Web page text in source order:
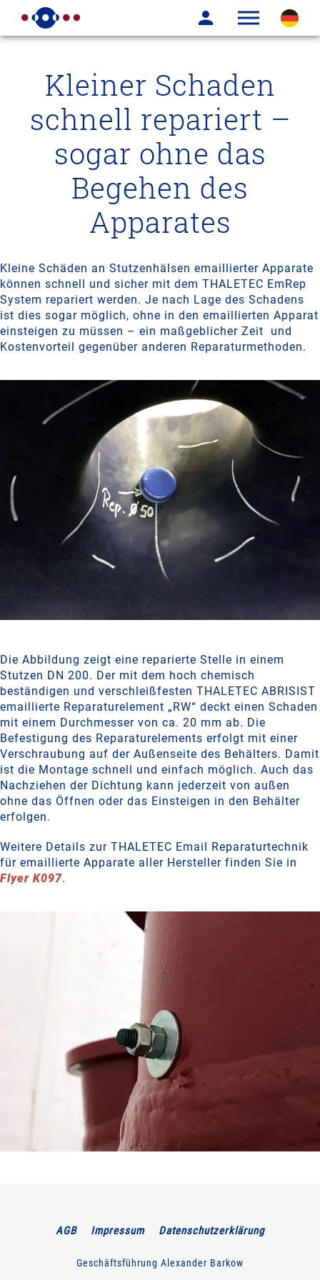
Kleiner Schaden
schnell repariert –
sogar ohne das
Begehen des
Apparates
Kleine Schäden an Stutzenhälsen emaillierter Apparate
können schnell und sicher mit dem THALETEC EmRep
System repariert werden. Je nach Lage des Schadens
ist dies sogar möglich, ohne in den emaillierten Apparat
einsteigen zu müssen – ein maßgeblicher Zeit und
Kostenvorteil gegenüber anderen Reparaturmethoden.
Die Abbildung zeigt eine reparierte Stelle in einem
Stutzen DN 200. Der mit dem hoch chemisch
beständigen und verschleißfesten THALETEC ABRISIST
emaillierte Reparaturelement „RW“ deckt einen Schaden
mit einem Durchmesser von ca. 20 mm ab. Die
Befestigung des Reparaturelements erfolgt mit einer
Verschraubung auf der Außenseite des Behälters. Damit
ist die Montage schnell und einfach möglich. Auch das
Nachziehen der Dichtung kann jederzeit von außen
ohne das Öffnen oder das Einsteigen in den Behälter
erfolgen.
Weitere Details zur THALETEC Email Reparaturtechnik
für emaillierte Apparate aller Hersteller finden Sie in
Flyer K097.
AGB Impressum Datenschutzerklärung
Geschäftsführung Alexander Barkow